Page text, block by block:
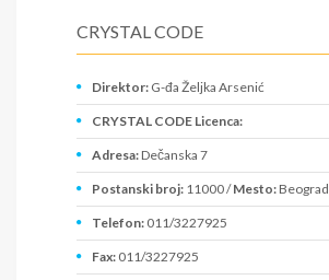
CRYSTAL CODE
Direktor: G-đa Željka Arsenić
CRYSTAL CODE Licenca:
Adresa: Dečanska 7
Postanski broj: 11000 /Mesto: Beograd
Telefon: 011/3227925
Fax: 011/3227925